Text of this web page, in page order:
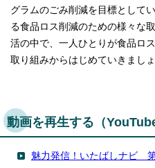
グラムのごみ削減を目標として
る食品ロス削減のための様々な
活の中で、一人ひとりが食品ロ
取り組みからはじめていきまし
動画を再生する（YouTube
魅力発信！いたばしナビ